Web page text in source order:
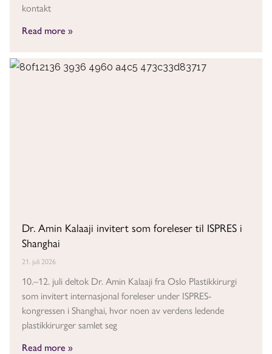
kontakt
Read more »
Dr. Amin Kalaaji invitert som foreleser til ISPRES i
Shanghai
21. juli 2026
10.–12. juli deltok Dr. Amin Kalaaji fra Oslo Plastikkirurgi
som invitert internasjonal foreleser under ISPRES-
kongressen i Shanghai, hvor noen av verdens ledende
plastikkirurger samlet seg
Read more »